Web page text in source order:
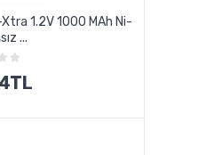
1.2V 1000 MAh Ni-
...